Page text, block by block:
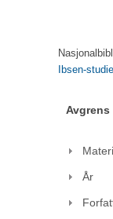
Ibsen-
Avgrens
År